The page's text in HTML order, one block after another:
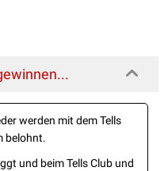
werden mit dem Tells
belohnt.
und beim Tells Club und